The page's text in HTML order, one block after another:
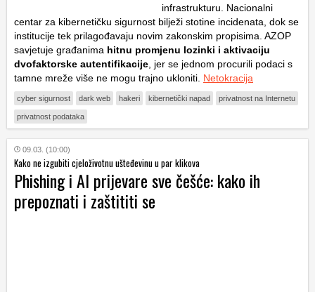
infrastrukturu. Nacionalni
centar za kibernetičku sigurnost bilježi stotine incidenata, dok se
institucije tek prilagođavaju novim zakonskim propisima. AZOP
savjetuje građanima hitnu promjenu lozinki i aktivaciju
dvofaktorske autentifikacije , jer se jednom procurili podaci s
tamne mreže više ne mogu trajno ukloniti. Netokracija
cyber sigurnost dark web hakeri kibernetički napad privatnost na Internetu
privatnost podataka
09.03. (10:00)
Kako ne izgubiti cjeloživotnu ušteđevinu u par klikova
Phishing i AI prijevare sve češće: kako ih
prepoznati i zaštititi se